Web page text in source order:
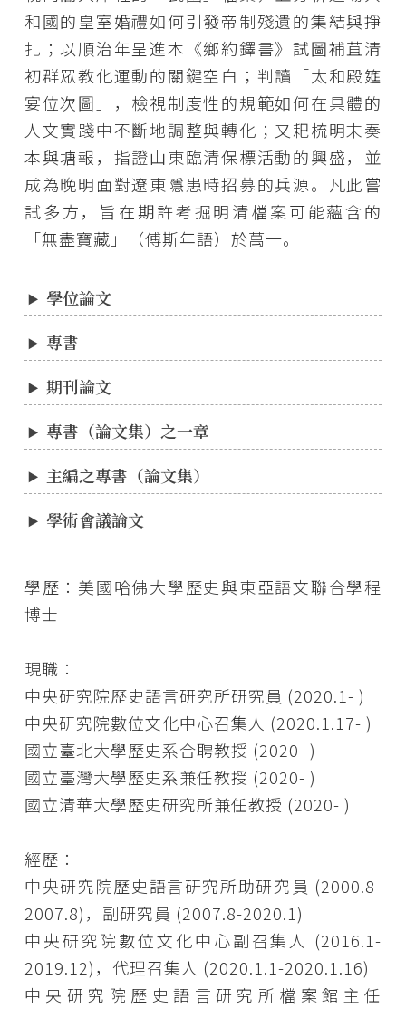
和國的皇室婚禮如何引發帝制殘遺的集結與掙
扎；以順治年呈進本《鄉約鐸書》試圖補苴清
初群眾教化運動的關鍵空白；判讀「太和殿筵
宴位次圖」，檢視制度性的規範如何在具體的
人文實踐中不斷地調整與轉化；又耙梳明末奏
本與塘報，指證山東臨清保標活動的興盛，並
成為晚明面對遼東隱患時招募的兵源。凡此嘗
試多方，旨在期許考掘明清檔案可能蘊含的
「無盡寶藏」（傅斯年語）於萬一。
學位論文
專書
期刊論文
專書（論文集）之一章
主編之專書（論文集）
學術會議論文
學歷：美國哈佛大學歷史與東亞語文聯合學程
博士
現職：
中央研究院歷史語言研究所研究員 (2020.1- )
中央研究院數位文化中心召集人 (2020.1.17- )
國立臺北大學歷史系合聘教授 (2020- )
國立臺灣大學歷史系兼任教授 (2020- )
國立清華大學歷史研究所兼任教授 (2020- )
經歷：
中央研究院歷史語言研究所助研究員 (2000.8-
2007.8)，副研究員 (2007.8-2020.1)
中央研究院數位文化中心副召集人 (2016.1-
2019.12)，代理召集人 (2020.1.1-2020.1.16)
中央研究院歷史語言研究所檔案館主任